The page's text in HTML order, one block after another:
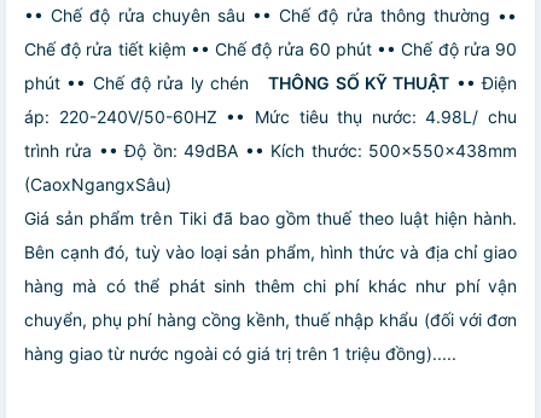
•• Chế độ rửa chuyên sâu •• Chế độ rửa thông thường ••
Chế độ rửa tiết kiệm •• Chế độ rửa 60 phút •• Chế độ rửa 90
phút •• Chế độ rửa ly chén THÔNG SỐ KỸ THUẬT •• Điện
áp: 220-240V/50-60HZ •• Mức tiêu thụ nước: 4.98L/ chu
trình rửa •• Độ ồn: 49dBA •• Kích thước: 500x550x438mm
(CaoxNgangxSâu)
Giá sản phẩm trên Tiki đã bao gồm thuế theo luật hiện hành.
Bên cạnh đó, tuỳ vào loại sản phẩm, hình thức và địa chỉ giao
hàng mà có thể phát sinh thêm chi phí khác như phí vận
chuyển, phụ phí hàng cồng kềnh, thuế nhập khẩu (đối với đơn
hàng giao từ nước ngoài có giá trị trên 1 triệu đồng).....